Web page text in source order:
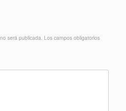
será publicada. Los campos obligatorios